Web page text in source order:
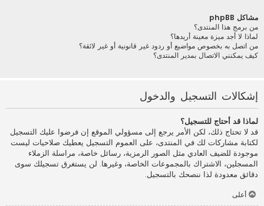
مشاكل phpBB
من برمج هذا المنتدى؟
لماذا لا أجد ميزة معينة أريدها؟
من اتصل به بخصوص مواضيع أو ردود غير قانونية أو غير لائقة؟
كيف يمكنني الاتصال بمدير المنتدى؟
إشكالات التسجيل والدخول
لماذا قد أحتاج للتسجيل؟
قد لا تحتاج ذلك، لكن الأمر يرجع إلى مسؤولي الموقع إن فرضوا عليك التسجيل
لكتابة مشاركات لك في المنتدى، على العموم التسجيل يعطيك صلاحيات ليست
موجودة للضيف العادي مثل الصور الرمزية، رسائل خاصة، مراسلة الزملاء
المسجلين، الاشتراك بالمجموعات الخاصة، وغيرها. لن يستغرق تسجيلك سوى
دقائق معدودة لذا ننصحك بالتسجيل.
أعلى